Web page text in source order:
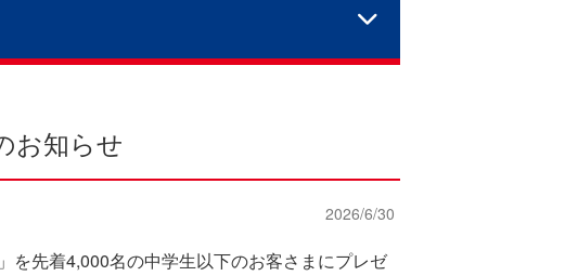
お知らせ
2026/6/30
」を先着4,000名の中学生以下のお客さまにプレゼ